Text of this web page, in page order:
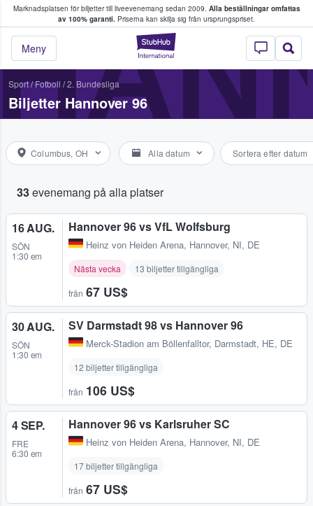
Marknadsplatsen för biljetter till liveevenemang sedan 2009. Alla beställningar omfattas
av 100% garanti. Priserna kan skilja sig från ursprungspriset.
StubHub – där
Meny
köper och säljer biljetter.
Sport/Fotboll /2. Bundesliga
Biljetter Hannover 96
Columbus, OH Alla datum Sortera efter datum
33evenemang på alla platser
16 AUG.
SÖN
1:30 em
Hannover 96 vs VfL Wolfsburg
Heinz von Heiden Arena, Hannover, NI, DE
Nästa vecka 13 biljetter tillgängliga
från 67 US$
30 AUG.
SÖN
1:30 em
SV Darmstadt 98 vs Hannover 96
Merck-Stadion am Böllenfalltor, Darmstadt, HE, DE
12 biljetter tillgängliga
från 106 US$
4 SEP.
FRE
6:30 em
Hannover 96 vs Karlsruher SC
Heinz von Heiden Arena, Hannover, NI, DE
17 biljetter tillgängliga
från 67 US$